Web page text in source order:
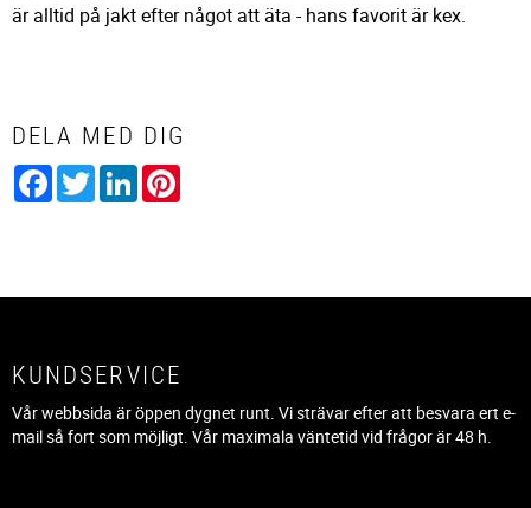
är alltid på jakt efter något att äta - hans favorit är kex.
DELA MED DIG
Facebook
TwitterLinkedIn
KUNDSERVICE
Vår webbsida är öppen dygnet runt. Vi strävar efter att besvara ert e-
mail så fort som möjligt. Vår maximala väntetid vid frågor är 48 h.